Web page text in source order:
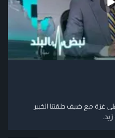
غزة مع ضيف حلقتنا الخبير